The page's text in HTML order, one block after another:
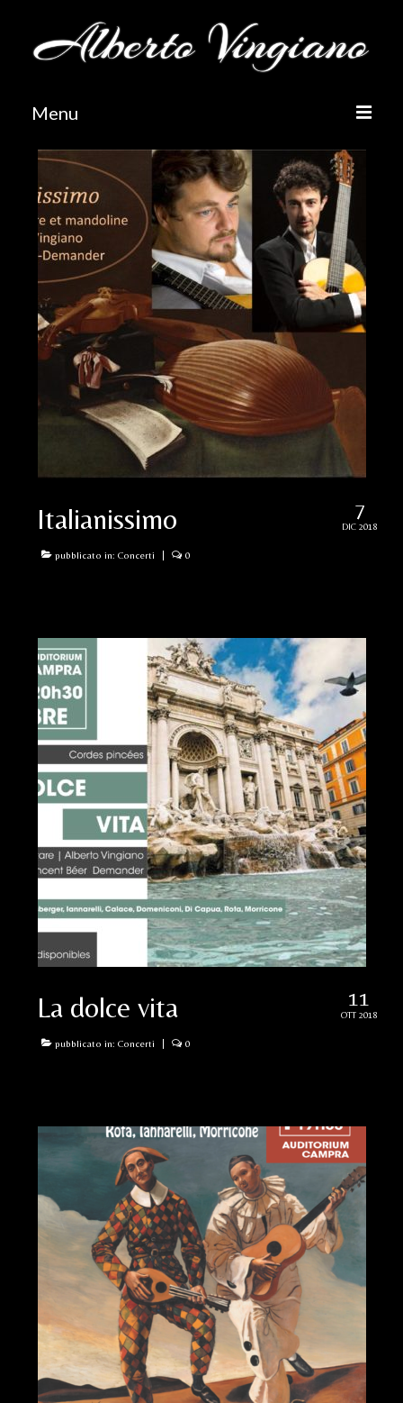
Menu
Homepage
Biografia
Audio
Lavori ed Altri Progetti
Arrangiamenti e trascrizioni
Nuove composizioni
Duo Vingiano Garac
Feldenkrais
Contatti
7
DIC 2018
Italianissimo
pubblicato in: Concerti 0
11
OTT 2018
La dolce vita
pubblicato in: Concerti 0